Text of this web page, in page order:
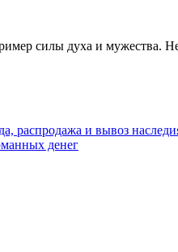
силы духа и мужества.
распродажа и вывоз
денег